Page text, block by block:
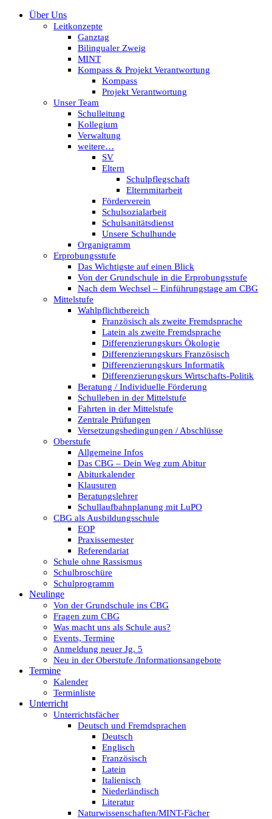
Über Uns
Leitkonzepte
Ganztag
Bilingualer Zweig
MINT
Kompass & Projekt Verantwortung
Kompass
Projekt Verantwortung
Unser Team
Schulleitung
Kollegium
Verwaltung
weitere…
SV
Eltern
Schulpflegschaft
Elternmitarbeit
Förderverein
Schulsozialarbeit
Schulsanitätsdienst
Unsere Schulhunde
Organigramm
Erprobungsstufe
Das Wichtigste auf einen Blick
Von der Grundschule in die Erprobungsstufe
Nach dem Wechsel – Einführungstage am CBG
Mittelstufe
Wahlpflichtbereich
Französisch als zweite Fremdsprache
Latein als zweite Fremdsprache
Differenzierungskurs Ökologie
Differenzierungskurs Französisch
Differenzierungskurs Informatik
Differenzierungskurs Wirtschafts-Politik
Beratung / Individuelle Förderung
Schulleben in der Mittelstufe
Fahrten in der Mittelstufe
Zentrale Prüfungen
Versetzungsbedingungen / Abschlüsse
Oberstufe
Allgemeine Infos
Das CBG – Dein Weg zum Abitur
Abiturkalender
Klausuren
Beratungslehrer
Schullaufbahnplanung mit LuPO
CBG als Ausbildungsschule
EOP
Praxissemester
Referendariat
Schule ohne Rassismus
Schulbroschüre
Schulprogramm
Neulinge
Von der Grundschule ins CBG
Fragen zum CBG
Was macht uns als Schule aus?
Events, Termine
Anmeldung neuer Jg. 5
Neu in der Oberstufe /Informationsangebote
Termine
Kalender
Terminliste
Unterricht
Unterrichtsfächer
Deutsch und Fremdsprachen
Deutsch
Englisch
Französisch
Latein
Italienisch
Niederländisch
Literatur
Naturwissenschaften/MINT-Fächer